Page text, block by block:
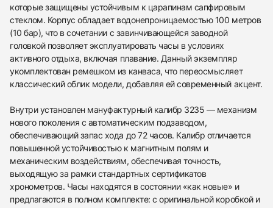
которые защищены устойчивым к царапинам сапфировым
стеклом. Корпус обладает водонепроницаемостью 100 метров
(10 бар), что в сочетании с завинчивающейся заводной
головкой позволяет эксплуатировать часы в условиях
активного отдыха, включая плавание. Данный экземпляр
укомплектован ремешком из канваса, что переосмысляет
классический облик модели, добавляя ей современный акцент.
Внутри установлен мануфактурный калибр 3235 — механизм
нового поколения с автоматическим подзаводом,
обеспечивающий запас хода до 72 часов. Калибр отличается
повышенной устойчивостью к магнитным полям и
механическим воздействиям, обеспечивая точность,
выходящую за рамки стандартных сертификатов
хронометров. Часы находятся в состоянии «как новые» и
предлагаются в полном комплекте: с оригинальной коробкой и